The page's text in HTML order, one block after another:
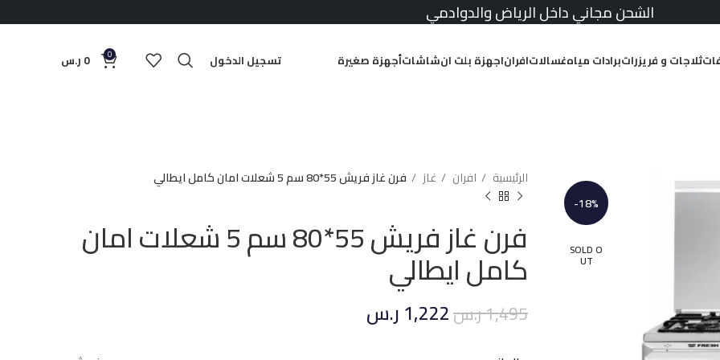
الشحن مجاني داخل الرياض والدوادمي
ثلاجات و فريزراتبرادات مياهغسالاتافراناجهزة بلت انشاشاتأجهزة صغيرة تسجيل الدخول 0
0 ر.س
-18%
SOLD O
UT
الرئيسية افران غاز فرن غاز فريش 55*80 سم 5 شعلات امان كامل ايطالي
فرن غاز فريش 55*80 سم 5 شعلات امان
كامل ايطالي
1,495ر.س1,222ر.س